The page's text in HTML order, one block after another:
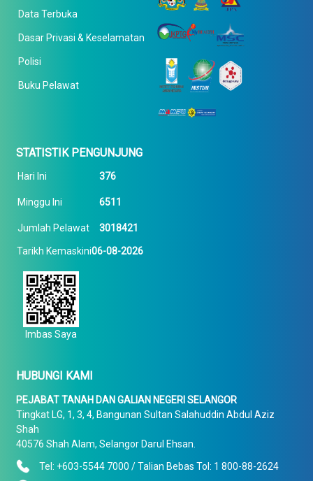
Data Terbuka
Dasar Privasi & Keselamatan
Polisi
Buku Pelawat
STATISTIK PENGUNJUNG
Hari Ini 376
Minggu Ini 6511
Jumlah Pelawat 3018421
Tarikh Kemaskini06-08-2026
Imbas Saya
HUBUNGI KAMI
PEJABAT TANAH DAN GALIAN NEGERI SELANGOR
Tingkat LG, 1, 3, 4, Bangunan Sultan Salahuddin Abdul Aziz
Shah
40576 Shah Alam, Selangor Darul Ehsan.
Tel: +603-5544 7000 / Talian Bebas Tol: 1 800-88-2624